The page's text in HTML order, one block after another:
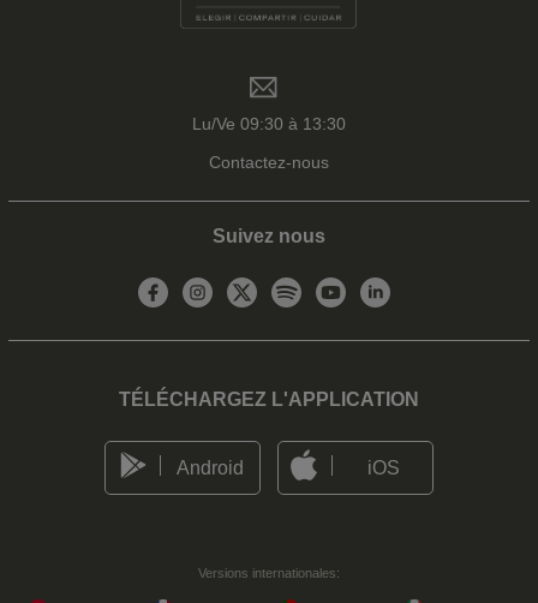
Lu/Ve 09:30 à 13:30
Contactez-nous
Suivez nous
TÉLÉCHARGEZ L'APPLICATION
Android iOS
Versions internationales: